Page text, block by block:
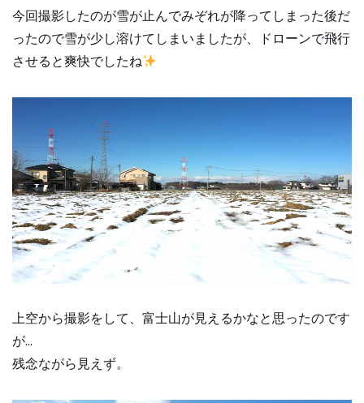
今回撮影したのが雪が止んでみぞれが降ってしまった後だ
ったので雪が少し溶けてしまいましたが、ドローンで飛行
させると爽快でしたね
上空から撮影をして、富士山が見えるかなと思ったのです
が…
残念ながら見えず。